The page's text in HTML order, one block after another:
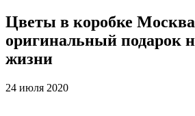
Цветы в коробке
оригинальный подарок
жизни
24 июля 2020